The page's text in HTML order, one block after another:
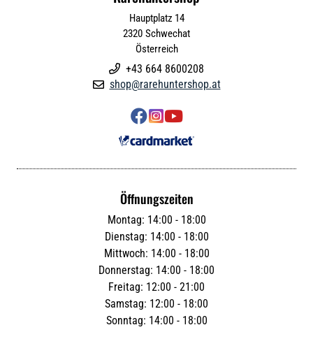
Hauptplatz 14
2320 Schwechat
Österreich
 +43 664 8600208
 shop@rarehuntershop.at

Öffnungszeiten
Montag: 14:00 - 18:00
Dienstag: 14:00 - 18:00
Mittwoch: 14:00 - 18:00
Donnerstag: 14:00 - 18:00
Freitag: 12:00 - 21:00
Samstag: 12:00 - 18:00
Sonntag: 14:00 - 18:00